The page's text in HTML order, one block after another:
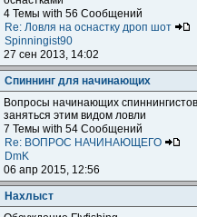
4 Темы with 56 Сообщений
Re: Ловля на оснастку дроп шот
Spinningist90
27 сен 2013, 14:02
Спиннинг для начинающих
Вопросы начинающих
заняться этим видом ловли
7 Темы with 54 Сообщений
Re: ВОПРОС НАЧИНАЮЩЕГО
DmK
06 апр 2015, 12:56
Нахлыст